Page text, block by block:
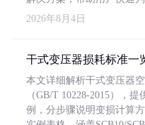
2026年8月4日
干式变压器损耗标准一
本文详细解析干式变压器
（GB/T 10228-2015），
例，分步骤说明变损计算